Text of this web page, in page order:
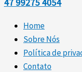
Home
Sobre Nós
Política de
Contato